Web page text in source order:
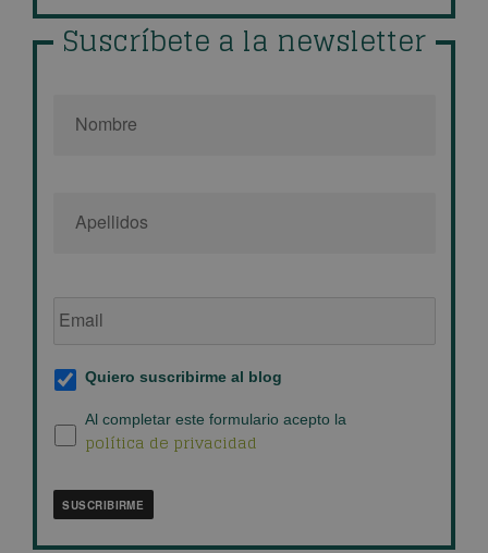
Suscríbete a la newsletter
de
Suscripción
al
blog
*
Quiero suscribirme al blog
Política
de
Al completar este formulario acepto la
política de privacidad
SUSCRIBIRME